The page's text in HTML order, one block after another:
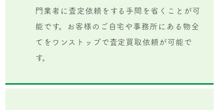
門業者に査定依頼をする手間を省くことが可
能です。お客様のご自宅や事務所にある物全
てをワンストップで査定買取依頼が可能で
す。